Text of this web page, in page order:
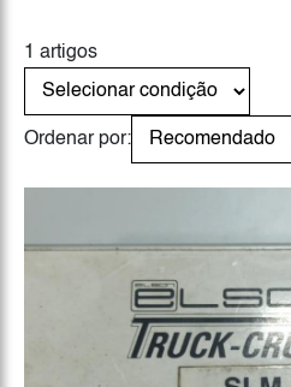
1 artigos
Ordenar por: